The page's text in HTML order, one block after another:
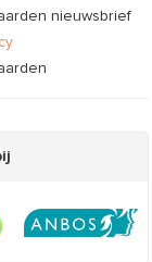
nieuwsbrief